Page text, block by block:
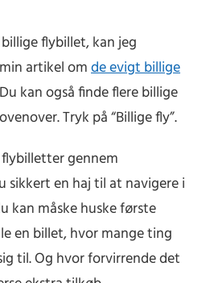
flybillet, kan jeg
artikel omde evigt billige
kan også finde flere billige
Tryk på “Billige fly”.
gennem
sikkert en haj til at navigere i
kan måske huske første
en billet, hvor mange ting
til. Og hvor forvirrende det